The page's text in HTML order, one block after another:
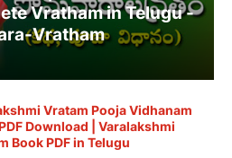
Vratham in Telugu -
Vratham
Vratam Pooja Vidhanam
Download | Varalakshmi
Book PDF in Telugu